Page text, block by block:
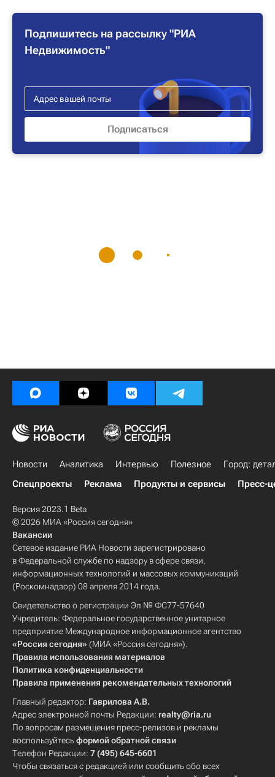
Подпишитесь на рассылку "РИА
Недвижимость"
Новости Аналитика Интервью Полезное
Город:
Спецпроекты
Реклама Продукты и сервисы Пресс-
Версия 2023.1 Beta
© 2026 МИА «Россия сегодня»
Вакансии
Сетевое издание РИА Новости зарегистрировано
в Федеральной службе по надзору в сфере связи,
информационных технологий и массовых коммуникаций
(Роскомнадзор) 08 апреля 2014 года.
Свидетельство о регистрации Эл № ФС77-57640
Учредитель: Федеральное государственное унитарное
предприятие Международное информационное агентство
«Россия сегодня» (МИА «Россия сегодня»).
Правила использования материалов
Политика конфиденциальности
Правила применения рекомендательных технологий
Главный редактор: Гаврилова А.В.
Адрес электронной почты Редакции: realty@ria.ru
По вопросам размещения пресс-релизов и рекламы
воспользуйтесьформой обратной связи
Телефон Редакции: 7 (495) 645-6601
Чтобы связаться с редакцией или сообщить обо всех